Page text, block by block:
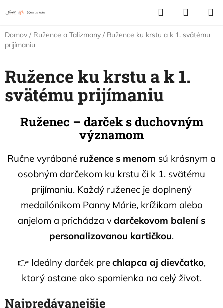
na
obsah
Hľadať
KOŠÍK
Domov / Ružence a Talizmany / Ružence ku krstu a k 1. svätému
prijímaniu
Ružence ku krstu a k 1.
svätému prijímaniu
Ruženec – darček s duchovným
významom
Ručne vyrábané ružence s menom sú krásnym a
osobným darčekom ku krstu či k 1. svätému
prijímaniu. Každý ruženec je doplnený
medailónikom Panny Márie, krížikom alebo
anjelom a prichádza v darčekovom balení s
personalizovanou kartičkou.
👉 Ideálny darček pre chlapca aj dievčatko,
ktorý ostane ako spomienka na celý život.
Najpredávanejšie